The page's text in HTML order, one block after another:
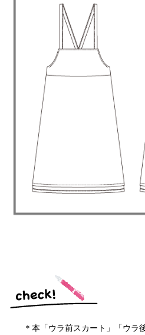
＊本 「ウラ前スカート」「ウラ